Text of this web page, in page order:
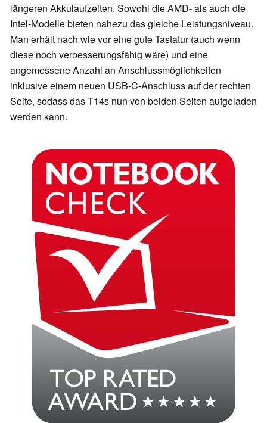
längeren Akkulaufzeiten. Sowohl die AMD- als auch die
Intel-Modelle bieten nahezu das gleiche Leistungsniveau.
Man erhält nach wie vor eine gute Tastatur (auch wenn
diese noch verbesserungsfähig wäre) und eine
angemessene Anzahl an Anschlussmöglichkeiten
inklusive einem neuen USB-C-Anschluss auf der rechten
Seite, sodass das T14s nun von beiden Seiten aufgeladen
werden kann.